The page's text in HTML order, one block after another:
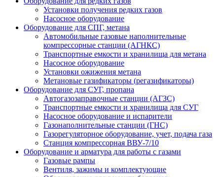
Установки получения редких газов
Насосное оборудование
Оборудование для СПГ, метана
Автомобильные газовые наполнительные
компрессорные станции (АГНКС)
Транспортные емкости и хранилища для метана
Насосное оборудование
Установки ожижения метана
Метановые газификаторы (регазификаторы)
Оборудование для СУГ, пропана
Автогазозаправочные станции (АГЗС)
Транспортные емкости и хранилища для СУГ
Насосное оборудование и испарители
Газонаполнительные станции (ГНС)
Газорегуляторное оборудование, учет, подача газа
Станция компрессорная ВВУ-7/10
Оборудование и арматура для работы с газами
Газовые рампы
Вентиля, зажимы и комплектующие